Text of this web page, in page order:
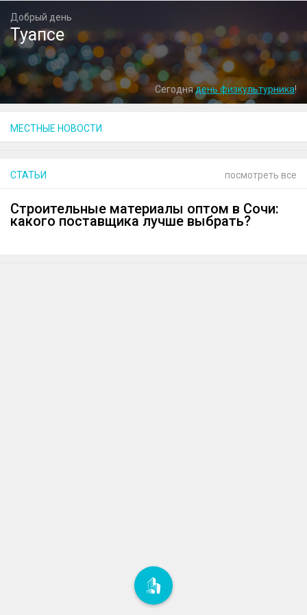
Добрый день
Туапсе
Сегоднядень физкультурника!
МЕСТНЫЕ НОВОСТИ
СТАТЬИ посмотреть все
Строительные материалы оптом в Сочи:
какого поставщика лучше выбрать?